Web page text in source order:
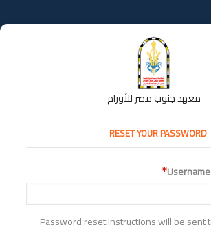
معهد جنوب مصر للأورام
RESET YOUR PASSWORD
Password reset instructions will be sent